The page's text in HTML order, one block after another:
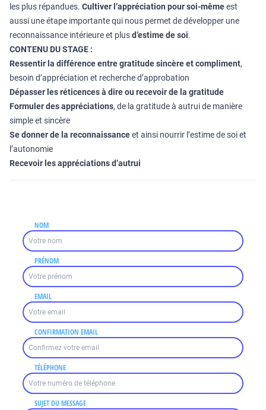
les plus répandues. Cultiver l’appréciation pour soi-mêmeest
aussi une étape importante qui nous permet de développer une
reconnaissance intérieure et plusd’estime de soi.
CONTENU DU STAGE :
Ressentir la différence entre gratitude sincère et compliment,
besoin d’appréciation et recherche d’approbation
Dépasser les réticences à dire ou recevoir de la gratitude
Formuler des appréciations, de la gratitude à autrui de manière
simple et sincère
Se donner de la reconnaissanceet ainsi nourrir l’estime de soi et
l’autonomie
Recevoir les appréciations d’autrui
NOM
PRÉNOM
EMAIL
CONFIRMATION EMAIL
TÉLÉPHONE
SUJET DU MESSAGE